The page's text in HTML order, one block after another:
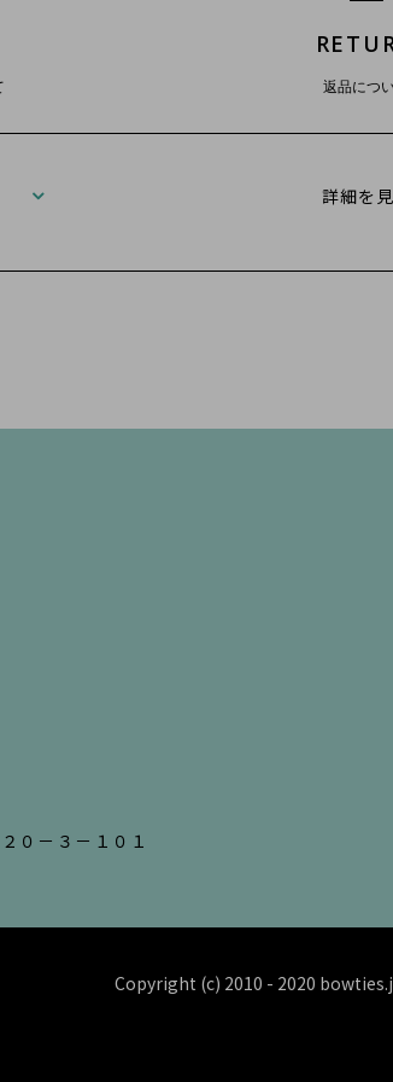
返品につ
詳細を
０－３－１０１
Copyright (c) 2010 - 2020